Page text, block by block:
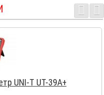
UNI-T UT-39A+